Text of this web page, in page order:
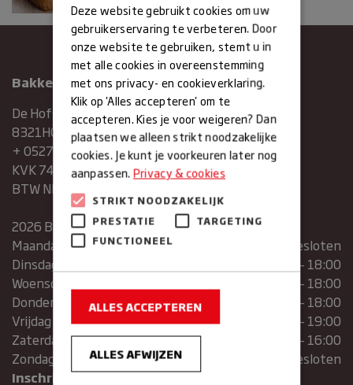
Bakkerij Maxima
De Hofstee 1
8321HG Urk
+ 0527683454
KVK 74286293
BTW NR. NL859839151B01
2026 Bakkerij Maxima
Maandag
gesloten
Dinsdag
07:30 – 13:00 | 14:00 – 18:00
Woensdag
07:30 – 13:00 | 14:00 – 18:00
Donderdag
07:30 – 13:00 | 14:00 – 18:00
Vrijdag
07:00 – 19:00
Zaterdag
07:00 – 16:00
Zondag
Gesloten
Inschrijven voor de nieuwsbrief
Deze website gebruikt cookies om uw
gebruikerservaring te verbeteren. Door
onze website te gebruiken, stemt u in
met alle cookies in overeenstemming
met ons privacy- en cookieverklaring.
Klik op 'Alles accepteren' om te
accepteren. Kies je voor weigeren? Dan
plaatsen we alleen strikt noodzakelijke
cookies. Je kunt je voorkeuren later nog
aanpassen.Privacy & cookies
STRIKT NOODZAKELIJK
PRESTATIE
TARGETING
FUNCTIONEEL
ALLES ACCEPTEREN
ALLES AFWIJZEN